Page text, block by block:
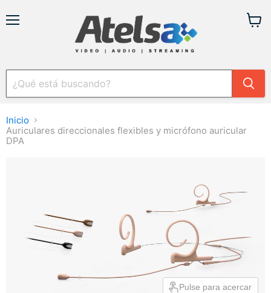
Inicio
Auriculares direccionales flexibles y micrófono auricular
DPA
Pulse para acercar